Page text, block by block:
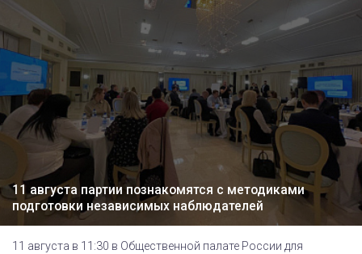
11 августа партии познакомятся с методиками
подготовки независимых наблюдателей
11 августа в 11:30 в Общественной палате России для